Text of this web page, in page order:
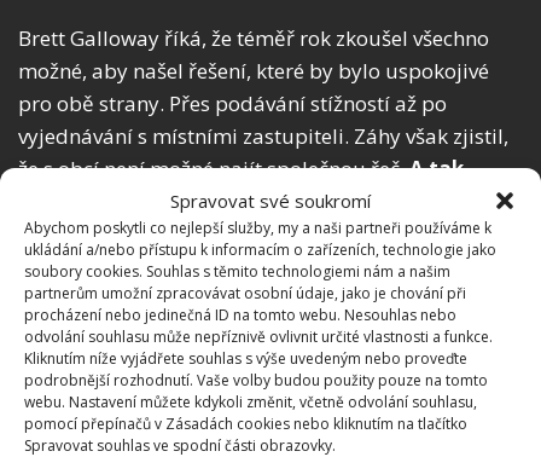
Spravovat své soukromí
Abychom poskytli co nejlepší služby, my a naši partneři používáme k
ukládání a/nebo přístupu k informacím o zařízeních, technologie jako
soubory cookies. Souhlas s těmito technologiemi nám a našim
partnerům umožní zpracovávat osobní údaje, jako je chování při
procházení nebo jedinečná ID na tomto webu. Nesouhlas nebo
odvolání souhlasu může nepříznivě ovlivnit určité vlastnosti a funkce.
Kliknutím níže vyjádřete souhlas s výše uvedeným nebo proveďte
podrobnější rozhodnutí. Vaše volby budou použity pouze na tomto
webu. Nastavení můžete kdykoli změnit, včetně odvolání souhlasu,
pomocí přepínačů v Zásadách cookies nebo kliknutím na tlačítko
Spravovat souhlas ve spodní části obrazovky.
Brett Galloway říká, že téměř rok zkoušel všechno
možné, aby našel řešení, které by bylo uspokojivé
pro obě strany. Přes podávání stížností až po
vyjednávání s místními zastupiteli. Záhy však zjistil,
že s obcí není možné najít společnou řeč.A tak
úřady nechaly budovu rozřezat, a mezi obě části
na hranici pozemku postavit plot. A vedle něj ceduli
se zákazem vjezdu. Užitek to nepřineslo žádný –
Galloway nemůže používat svůj majetek a obec
přišla o budovu.